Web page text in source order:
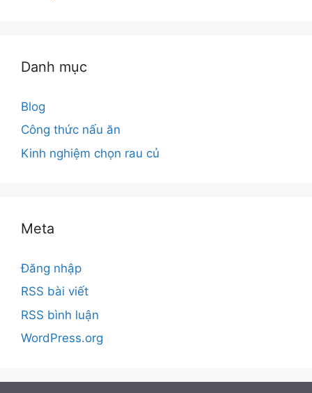
Danh mục
Blog
Công thức nấu ăn
Kinh nghiệm chọn rau củ
Meta
Đăng nhập
RSS bài viết
RSS bình luận
WordPress.org